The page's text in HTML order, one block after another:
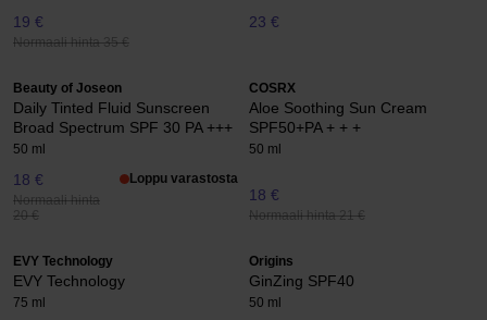
19 €
Normaali hinta 35 €
23 €
Beauty of Joseon
Daily Tinted Fluid Sunscreen
Broad Spectrum SPF 30 PA +++
50 ml
18 €
Normaali hinta
20 €
Loppu varastosta
COSRX
Aloe Soothing Sun Cream
SPF50+PA + + +
50 ml
18 €
Normaali hinta 21 €
EVY Technology
EVY Technology
75 ml
Origins
GinZing SPF40
50 ml